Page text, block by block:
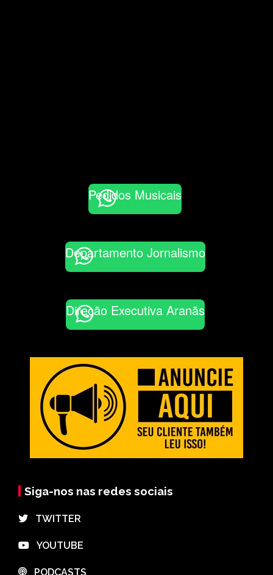
Pedidos Musicais
Departamento Jornalismo
Direção Executiva Aranãs
Siga-nos nas redes sociais
⠀TWITTER
⠀YOUTUBE
⠀PODCASTS